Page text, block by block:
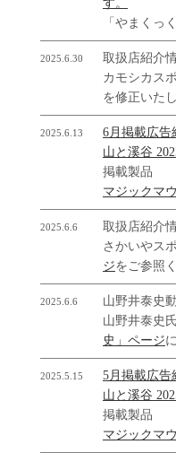
す。
「やまくっ
2025.6.30
取扱店紹介
カモシカス
を修正いた
2025.6.13
6月掲載広告
山と溪谷
掲載製品
マジックマ
2025.6.6
取扱店紹介
さかいやス
ジをご参照
2025.6.6
山野井泰史
山野井泰史
史」ページ
2025.5.15
5月掲載広告
山と溪谷
掲載製品
マジックマ